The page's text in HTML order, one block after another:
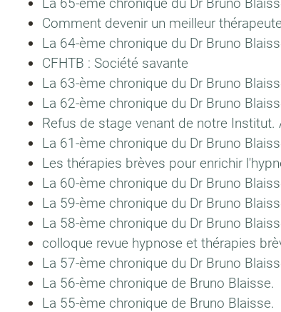
Comment devenir un meilleur thérapeute
La 64-ème chronique du Dr Bruno
CFHTB : Société savante
La 63-ème chronique du Dr Bruno
La 62-ème chronique du Dr Bruno
Refus de stage venant de notre Institut.
La 61-ème chronique du Dr Bruno
Les thérapies brèves pour enrichir
La 60-ème chronique du Dr Bruno
La 59-ème chronique du Dr Bruno
La 58-ème chronique du Dr Bruno
colloque revue hypnose et thérapies
La 57-ème chronique du Dr Bruno
La 56-ème chronique de Bruno Blaisse.
La 55-ème chronique de Bruno Blaisse.